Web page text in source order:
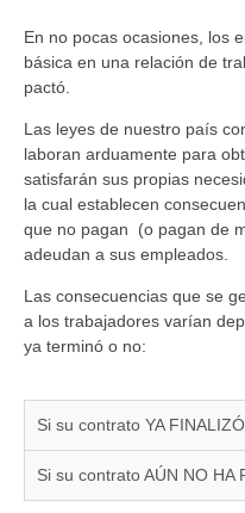
En no pocas ocasiones, los
básica en una relación de
pactó.
Las leyes de nuestro país
laboran arduamente para
satisfarán sus propias
la cual establecen
que no pagan (o pagan de
adeudan a sus empleados.
Las consecuencias que se
a los trabajadores varían
ya terminó o no:
Si su contrato YA FINALIZÓ
Si su contrato AÚN NO HA